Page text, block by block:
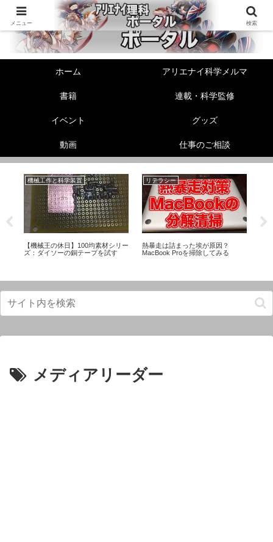
ホーム アリエナイ科学メルマ
書籍 連載・科学監修
イベント グッズ
動画 仕事のご相談
機械工作と科学装置
【機械王の休日】100均素材シリー
ズ：ダイソーの銅テープを試す
リテラシー
熱暴走は詰まった埃が原因？
MacBook Proを掃除してみる
メディアリーダー
メニュー 検索